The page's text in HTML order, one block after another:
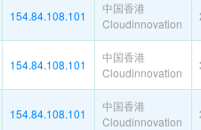
154.84.108.101
中国香港
Cloudinnovation
154.84.108.101
中国香港
Cloudinnovation
154.84.108.101
中国香港
Cloudinnovation